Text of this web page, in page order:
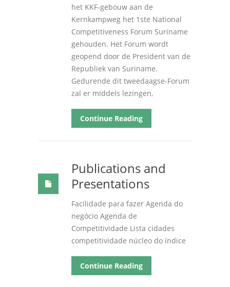
het KKF-gebouw aan de
Kernkampweg het 1ste National
Competitiveness Forum Suriname
gehouden. Het Forum wordt
geopend door de President van de
Republiek van Suriname.
Gedurende dit tweedaagse-Forum
zal er middels lezingen,
Continue Reading
Publications and
Presentations
Facilidade para fazer Agenda do
negócio Agenda de
Competitividade Lista cidades
competitividade núcleo do índice
Continue Reading